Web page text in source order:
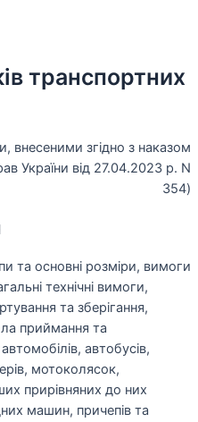
транспортних
внесеними згідно з наказом
України від 27.04.2023 р. N
354)
та основні розміри, вимоги
технічні вимоги,
та зберігання,
приймання та
автобусів,
мотоколясок,
прирівняних до них
машин, причепів та